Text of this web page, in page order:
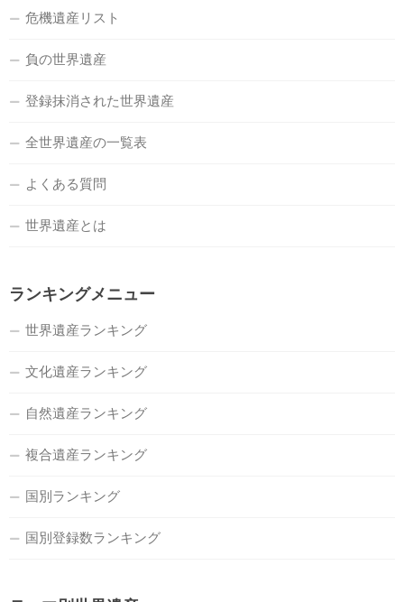
危機遺産リスト
負の世界遺産
登録抹消された世界遺産
全世界遺産の一覧表
よくある質問
世界遺産とは
ランキングメニュー
世界遺産ランキング
文化遺産ランキング
自然遺産ランキング
複合遺産ランキング
国別ランキング
国別登録数ランキング